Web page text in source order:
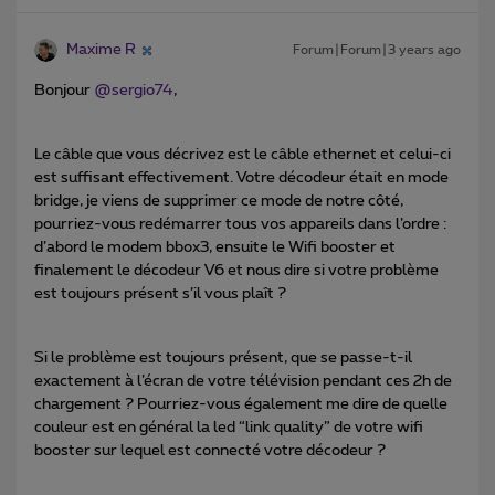
Maxime R Forum|Forum|3 years ago
Bonjour @sergio74,
Le câble que vous décrivez est le câble ethernet et celui-ci
est suffisant effectivement. Votre décodeur était en mode
bridge, je viens de supprimer ce mode de notre côté,
pourriez-vous redémarrer tous vos appareils dans l’ordre :
d’abord le modem bbox3, ensuite le Wifi booster et
finalement le décodeur V6 et nous dire si votre problème
est toujours présent s’il vous plaît ?
Si le problème est toujours présent, que se passe-t-il
exactement à l’écran de votre télévision pendant ces 2h de
chargement ? Pourriez-vous également me dire de quelle
couleur est en général la led “link quality” de votre wifi
booster sur lequel est connecté votre décodeur ?